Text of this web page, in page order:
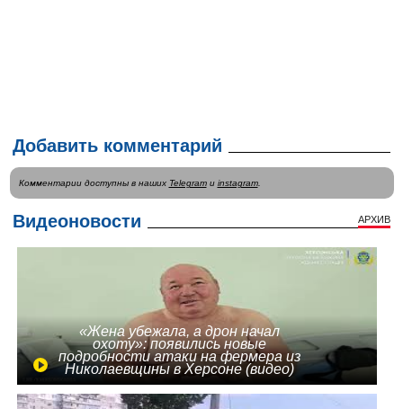
Добавить комментарий
Комментарии доступны в наших Telegramи instagram.
Видеоновости АРХИВ
«Жена убежала, а дрон начал
охоту»: появились новые
подробности атаки на фермера из
Николаевщины в Херсоне (видео)